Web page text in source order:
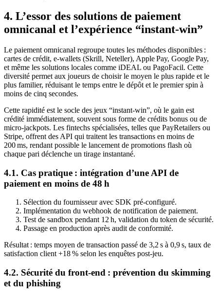
4. L’essor des solutions de paiement
omnicanal et l’expérience “instant‑win”
Le paiement omnicanal regroupe toutes les méthodes disponibles :
cartes de crédit, e‑wallets (Skrill, Neteller), Apple Pay, Google Pay,
et même les solutions locales comme iDEAL ou PagoFacil. Cette
diversité permet aux joueurs de choisir le moyen le plus rapide et le
plus familier, réduisant le temps entre le dépôt et le premier spin à
moins de cinq secondes.
Cette rapidité est le socle des jeux “instant‑win”, où le gain est
crédité immédiatement, souvent sous forme de crédits bonus ou de
micro‑jackpots. Les fintechs spécialisées, telles que PayRetailers ou
Stripe, offrent des API qui traitent les transactions en moins de
200 ms, rendant possible le lancement de promotions flash où
chaque pari déclenche un tirage instantané.
4.1. Cas pratique : intégration d’une API de
paiement en moins de 48 h
Sélection du fournisseur avec SDK pré‑configuré.
Implémentation du webhook de notification de paiement.
Test de sandbox pendant 12 h, validation du token de sécurité.
Passage en production après audit de conformité.
Résultat : temps moyen de transaction passé de 3,2 s à 0,9 s, taux de
satisfaction client +18 % selon les enquêtes post‑jeu.
4.2. Sécurité du front‑end : prévention du skimming
et du phishing